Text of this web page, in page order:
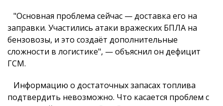
"Основная проблема сейчас — доставка его на
заправки. Участились атаки вражеских БПЛА на
бензовозы, и это создаёт дополнительные
сложности в логистике", — объяснил он дефицит
ГСМ.
Информацию о достаточных запасах топлива
подтвердить невозможно. Что касается проблем с